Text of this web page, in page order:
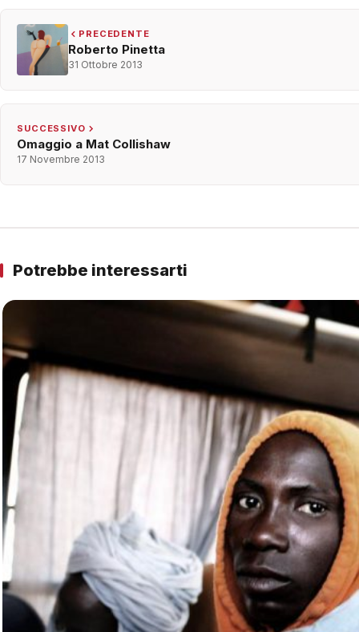
PRECEDENTE
Roberto Pinetta
31 Ottobre 2013
SUCCESSIVO
Omaggio a Mat Collishaw
17 Novembre 2013
Potrebbe interessarti